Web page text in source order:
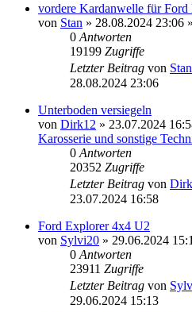
vordere Kardanwelle für Ford
von Stan » 28.08.2024 23:06
0 Antworten
19199 Zugriffe
Letzter Beitrag von Stan
28.08.2024 23:06
Unterboden versiegeln
von Dirk12 » 23.07.2024
Karosserie und sonstige
0 Antworten
20352 Zugriffe
Letzter Beitrag von
23.07.2024 16:58
Ford Explorer 4x4 U2
von Sylvi20 » 29.06.2024
0 Antworten
23911 Zugriffe
Letzter Beitrag von
29.06.2024 15:13